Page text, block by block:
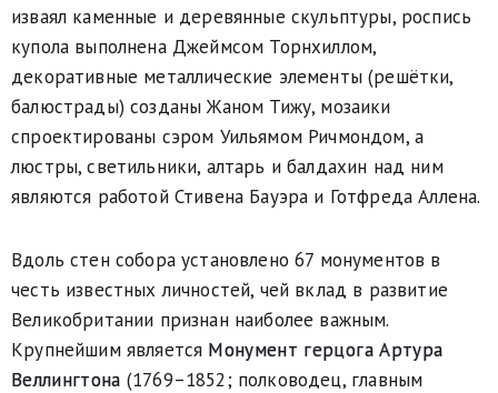
изваял каменные и деревянные скульптуры, роспись
купола выполнена Джеймсом Торнхиллом,
декоративные металлические элементы (решётки,
балюстрады) созданы Жаном Тижу, мозаики
спроектированы сэром Уильямом Ричмондом, а
люстры, светильники, алтарь и балдахин над ним
являются работой Стивена Бауэра и Готфреда Аллена.
Вдоль стен собора установлено 67 монументов в
честь известных личностей, чей вклад в развитие
Великобритании признан наиболее важным.
Крупнейшим является Монумент герцога Артура
Веллингтона (1769–1852; полководец, главным